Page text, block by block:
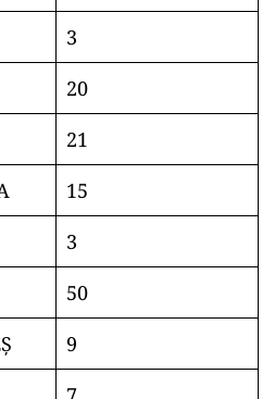
3
20
21
15
3
50
9